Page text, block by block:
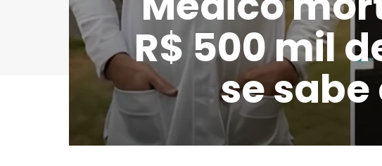
R$ 500 mil
se